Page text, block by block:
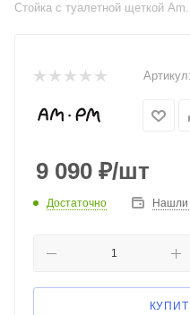
Стойка с туалетной щеткой
Артикул:
9 090 ₽/шт
Достаточно Нашли